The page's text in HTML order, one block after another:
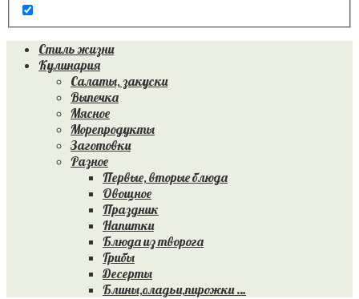
Стиль жизни
Кулинария
Салаты, закуски
Выпечка
Мясное
Морепродукты
Заготовки
Разное
Первые, вторые блюда
Овощное
Праздник
Напитки
Блюда из творога
Грибы
Десерты
Блины,оладьи,пирожки …